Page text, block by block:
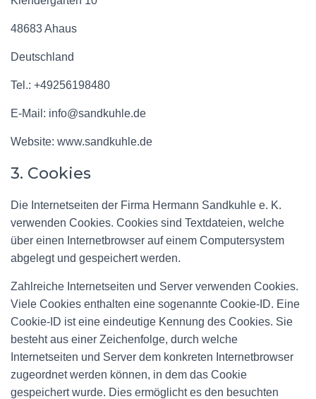
48683 Ahaus
Deutschland
Tel.: +49256198480
E-Mail: info@sandkuhle.de
Website: www.sandkuhle.de
3. Cookies
Die Internetseiten der Firma Hermann Sandkuhle e. K.
verwenden Cookies. Cookies sind Textdateien, welche
über einen Internetbrowser auf einem Computersystem
abgelegt und gespeichert werden.
Zahlreiche Internetseiten und Server verwenden Cookies.
Viele Cookies enthalten eine sogenannte Cookie-ID. Eine
Cookie-ID ist eine eindeutige Kennung des Cookies. Sie
besteht aus einer Zeichenfolge, durch welche
Internetseiten und Server dem konkreten Internetbrowser
zugeordnet werden können, in dem das Cookie
gespeichert wurde. Dies ermöglicht es den besuchten